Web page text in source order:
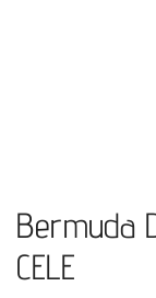
Bermuda
CELE